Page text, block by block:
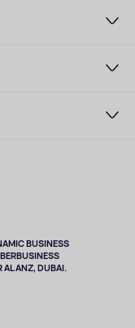
BUSINESS
AL ANZ, DUBAI.